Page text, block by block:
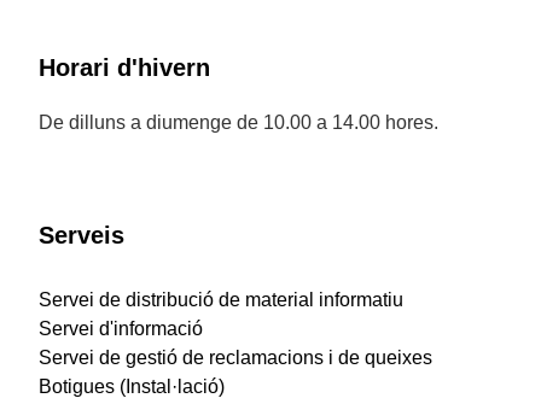
Horari d'hivern
De dilluns a diumenge de 10.00 a 14.00 hores.
Serveis
Servei de distribució de material informatiu
Servei d'informació
Servei de gestió de reclamacions i de queixes
Botigues (Instal·lació)